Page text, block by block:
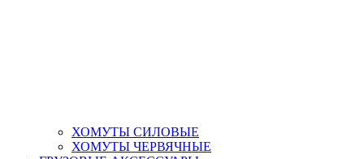
ХОМУТЫ СИЛОВЫЕ
ХОМУТЫ ЧЕРВЯЧНЫЕ